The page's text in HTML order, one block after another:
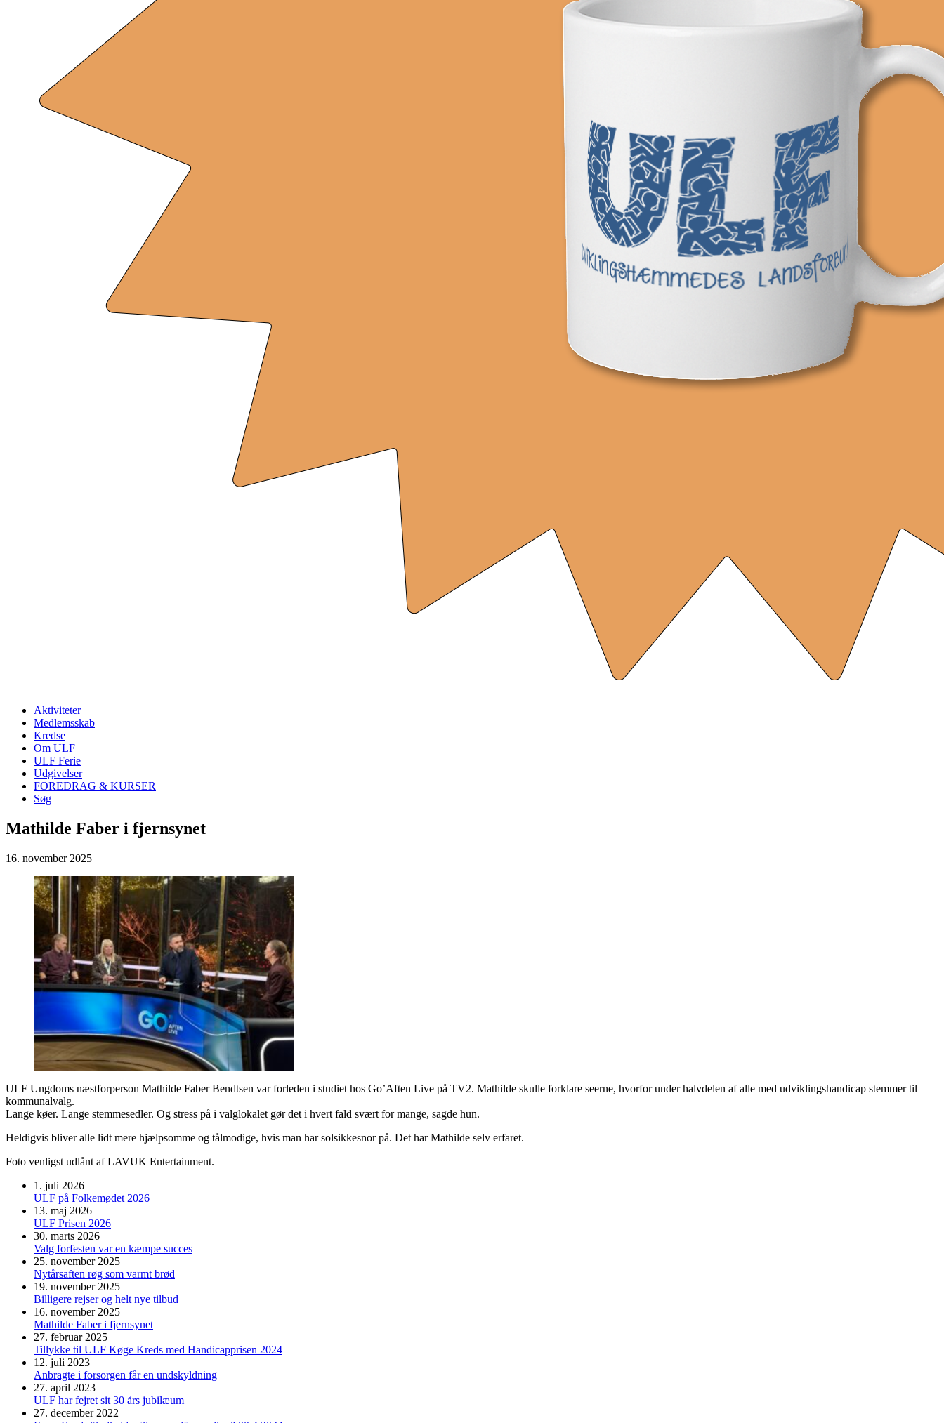
Aktiviteter
Medlemsskab
Kredse
Om ULF
ULF Ferie
Udgivelser
FOREDRAG & KURSER
Søg
Mathilde Faber i fjernsynet
16. november 2025
ULF Ungdoms næstforperson Mathilde Faber Bendtsen var forleden i studiet hos Go’Aften Live på TV2. Mathilde skulle forklare seerne, hvorfor under halvdelen af alle med udviklingshandicap stemmer til
kommunalvalg.
Lange køer. Lange stemmesedler. Og stress på i valglokalet gør det i hvert fald svært for mange, sagde hun.
Heldigvis bliver alle lidt mere hjælpsomme og tålmodige, hvis man har solsikkesnor på. Det har Mathilde selv erfaret.
Foto venligst udlånt af LAVUK Entertainment.
1. juli 2026
ULF på Folkemødet 2026
13. maj 2026
ULF Prisen 2026
30. marts 2026
Valg forfesten var en kæmpe succes
25. november 2025
Nytårsaften røg som varmt brød
19. november 2025
Billigere rejser og helt nye tilbud
16. november 2025
Mathilde Faber i fjernsynet
27. februar 2025
Tillykke til ULF Køge Kreds med Handicapprisen 2024
12. juli 2023
Anbragte i forsorgen får en undskyldning
27. april 2023
ULF har fejret sit 30 års jubilæum
27. december 2022